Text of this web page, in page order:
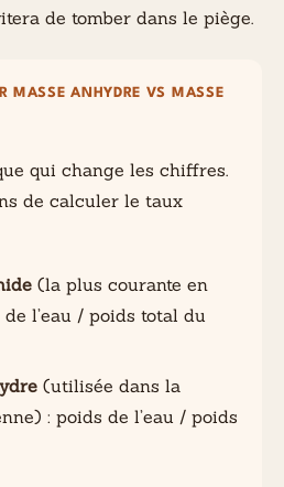
de tomber dans le piège.
MASSE ANHYDRE VS MASSE
qui change les chiffres.
de calculer le taux
(la plus courante en
l’eau / poids total du
(utilisée dans la
: poids de l’eau / poids